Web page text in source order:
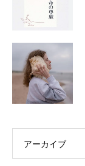
アーカイブ